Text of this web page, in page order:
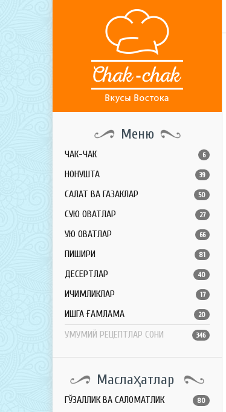
Меню
ЧАК-ЧАК 6
НОНУШТА 39
САЛАТ ВА ГАЗАКЛАР 50
СУЮҚ ОВҚАТЛАР 27
ҚУЮҚ ОВҚАТЛАР 66
ПИШИРИҚ 81
ДЕСЕРТЛАР 40
ИЧИМЛИКЛАР 17
ҚИШГА ҒАМЛАМА 20
УМУМИЙ РЕЦЕПТЛАР СОНИ 346
Маслаҳатлар
ГЎЗАЛЛИК ВА САЛОМАТЛИК 80